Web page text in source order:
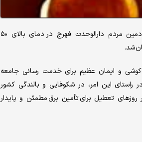
حاجی نعمتی، مسئول روابط عمومی اداره برق شهرستان فهرج گفت: تلاش مجاهدانه خادمین مردم دارالوحدت فهرج در دمای بالای ۵۰
کوشی و ایمان عظیم برای خدمت رسانی جامعه
این امر، در شکوفایی و بالندگی کشور
تعطیل برای تأمین برق مطمئن و پایدار